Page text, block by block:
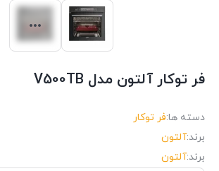
فر توکار آلتون مدل V500TB
دسته ها:فر توکار
برند:آلتون
برند:آلتون